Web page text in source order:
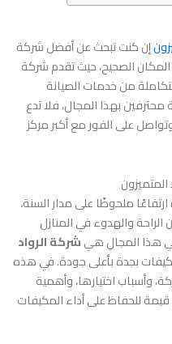
إن كنت تبحث عن أفضل شركة
الصحيح، حيث تقدم شركة
من خدمات الصيانة
بهذا المجال، فلا تدع
على الفور مع أكبر مركز
ملحوظًا على مدار السنة،
الراحة والهدوء في المنازل
هذا المجال هيشركة الرواد
بجدة بأعلى جودة. في هذه
وأسباب اختيارها، وأهمية
قيمة للحفاظ على أداء المكيفات